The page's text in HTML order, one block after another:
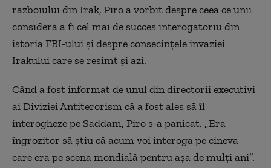
războiului din Irak, Piro a vorbit despre ceea ce unii
consideră a fi cel mai de succes interogatoriu din
istoria FBI-ului și despre consecințele invaziei
Irakului care se resimt și azi.
Când a fost informat de unul din directorii executivi
ai Diviziei Antiterorism că a fost ales să îl
interogheze pe Saddam, Piro s-a panicat. „Era
îngrozitor să știu că acum voi interoga pe cineva
care era pe scena mondială pentru așa de mulți ani”.